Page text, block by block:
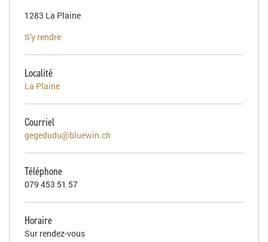
1283 La Plaine
S'y rendre
Localité
La Plaine
Courriel
gegedudu@bluewin.ch
Téléphone
079 453 51 57
Horaire
Sur rendez-vous